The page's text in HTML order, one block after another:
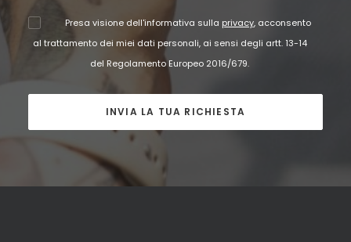
Presa visione dell'informativa sulla privacy, acconsento
al trattamento dei miei dati personali, ai sensi degli artt. 13-14
del Regolamento Europeo 2016/679.